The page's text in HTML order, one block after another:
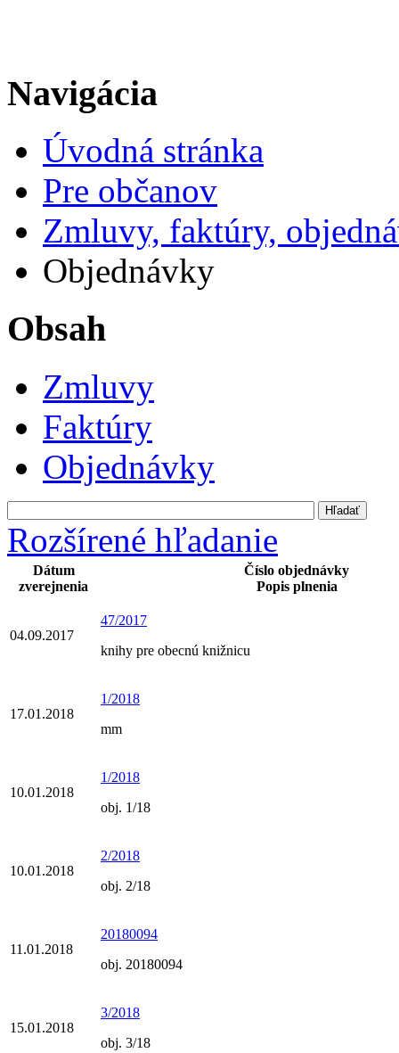
Navigácia
Úvodná stránka
Pre občanov
Zmluvy, faktúry,
Objednávky
Obsah
Zmluvy
Faktúry
Objednávky
Rozšírené hľadanie
Dátum
zverejnenia
Číslo objednávky
Popis plnenia
04.09.2017
47/2017
knihy pre obecnú knižnicu
17.01.2018
1/2018
mm
10.01.2018
1/2018
obj. 1/18
10.01.2018
2/2018
obj. 2/18
11.01.2018
20180094
obj. 20180094
15.01.2018
3/2018
obj. 3/18